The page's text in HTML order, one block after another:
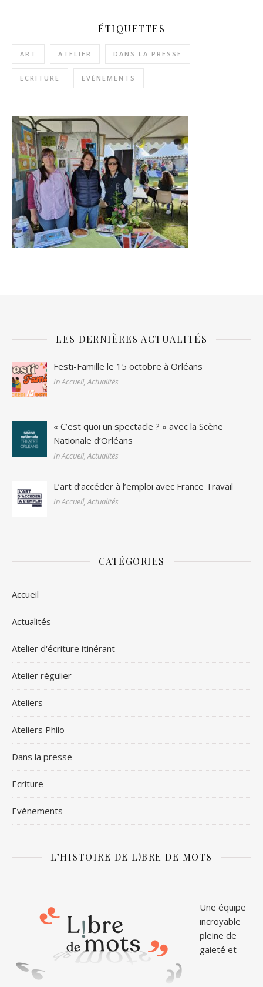
ÉTIQUETTES
ART ATELIER DANS LA PRESSE
ECRITURE EVÈNEMENTS
LES DERNIÈRES ACTUALITÉS
Festi-Famille le 15 octobre à Orléans
In Accueil, Actualités
« C’est quoi un spectacle ? » avec la Scène
Nationale d’Orléans
In Accueil, Actualités
L’art d’accéder à l’emploi avec France Travail
In Accueil, Actualités
CATÉGORIES
Accueil
Actualités
Atelier d'écriture itinérant
Atelier régulier
Ateliers
Ateliers Philo
Dans la presse
Ecriture
Evènements
L’HISTOIRE DE L!BRE DE MOTS
Une équipe
incroyable
pleine de
gaieté et